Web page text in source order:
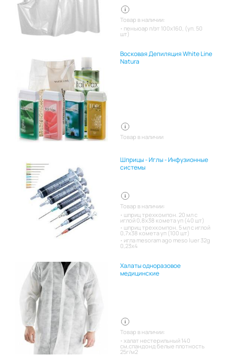
Товар в наличии:
пеньюар п/эт 100х160, (уп. 50
шт)
Восковая Депиляция White Line
Natura
Товар в наличии
Шприцы - Иглы - Инфузионные
системы
Товар в наличии:
шприц трехкомпон. 20 мл с
иглой 0,8х38 комета уп (40 шт)
шприц трехкомпон. 5 мл с иглой
0,7х38 комета уп (100 шт)
игла mesoram ago meso luer 32g
0,23x4
Халаты одноразовое
медицинские
Товар в наличии:
халат нестерильный 140
см,спандонд белые плотность
25г/м2